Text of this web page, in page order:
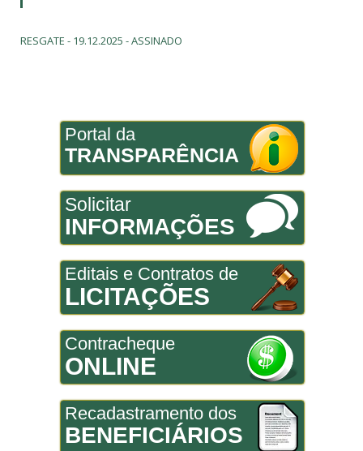
RESGATE - 19.12.2025 - ASSINADO
Portal da
TRANSPARÊNCIA
Solicitar
INFORMAÇÕES
Editais e Contratos de
LICITAÇÕES
Contracheque
ONLINE
Recadastramento dos
BENEFICIÁRIOS